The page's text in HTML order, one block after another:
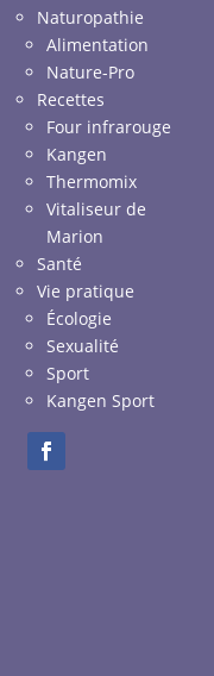
Naturopathie
Alimentation
Nature-Pro
Recettes
Four infrarouge
Kangen
Thermomix
Vitaliseur de
Marion
Santé
Vie pratique
Écologie
Sexualité
Sport
Kangen Sport